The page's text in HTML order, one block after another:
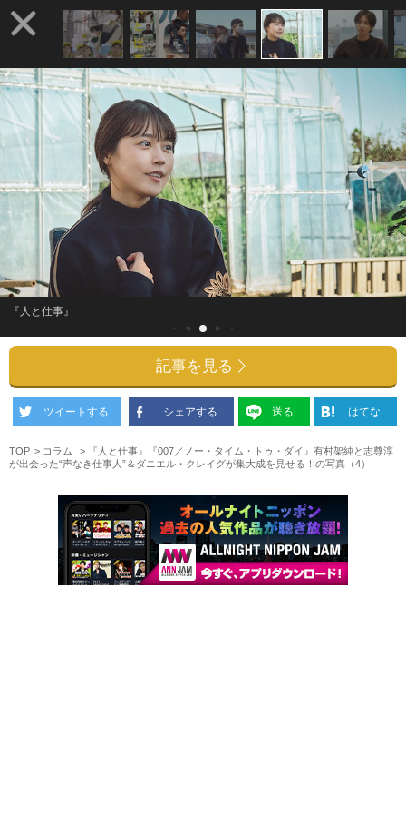
『人と仕事』
記事を見る
ツイートする シェアする 送る はてな
TOP コラム
『人と仕事』『007／ノー・タイム・トゥ・ダイ』有村架純と志尊淳
が出会った“声なき仕事人”＆ダニエル・クレイグが集大成を見せる！の写真（4）